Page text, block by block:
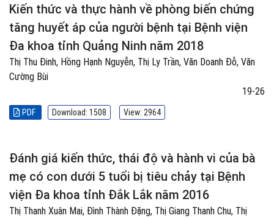
Kiến thức và thực hành về phòng biến chứng
tăng huyết áp của người bệnh tại Bệnh viện
Đa khoa tỉnh Quảng Ninh năm 2018
Thị Thu Đinh, Hồng Hạnh Nguyễn, Thị Ly Trần, Văn Doanh Đỗ, Văn
Cường Bùi
19-26
PDF Download: 1508 View: 2964
Đánh giá kiến thức, thái độ và hành vi của bà
mẹ có con dưới 5 tuổi bị tiêu chảy tại Bệnh
viện Đa khoa tỉnh Đắk Lắk năm 2016
Thị Thanh Xuân Mai, Đình Thành Đặng, Thị Giang Thanh Chu, Thị